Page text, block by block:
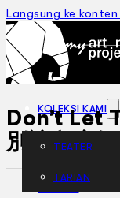
Langsung ke
KOLEKSI KAMI
TEATER
TARIAN
Don’t Let
別讓兒童